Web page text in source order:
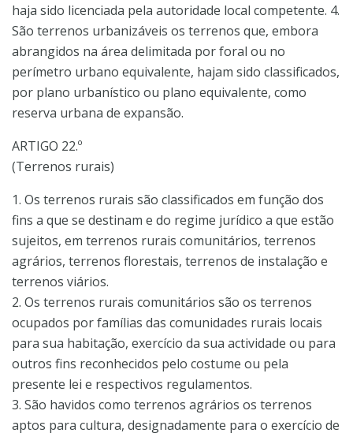
haja sido licenciada pela autoridade local competente. 4.
São terrenos urbanizáveis os terrenos que, embora
abrangidos na área delimitada por foral ou no
perímetro urbano equivalente, hajam sido classificados,
por plano urbanístico ou plano equivalente, como
reserva urbana de expansão.
ARTIGO 22.º
(Terrenos rurais)
1. Os terrenos rurais são classificados em função dos
fins a que se destinam e do regime jurídico a que estão
sujeitos, em terrenos rurais comunitários, terrenos
agrários, terrenos florestais, terrenos de instalação e
terrenos viários.
2. Os terrenos rurais comunitários são os terrenos
ocupados por famílias das comunidades rurais locais
para sua habitação, exercício da sua actividade ou para
outros fins reconhecidos pelo costume ou pela
presente lei e respectivos regulamentos.
3. São havidos como terrenos agrários os terrenos
aptos para cultura, designadamente para o exercício de